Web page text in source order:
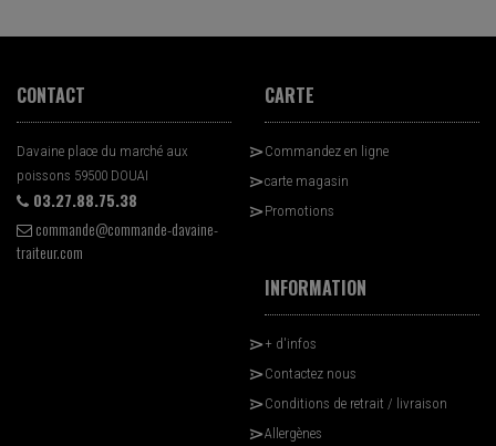
CONTACT
Davaine place du marché aux
poissons 59500 DOUAI
03.27.88.75.38
commande@commande-davaine-
traiteur.com
CARTE
Commandez en ligne
carte magasin
Promotions
INFORMATION
+ d'infos
Contactez nous
Conditions de retrait / livraison
Allergènes